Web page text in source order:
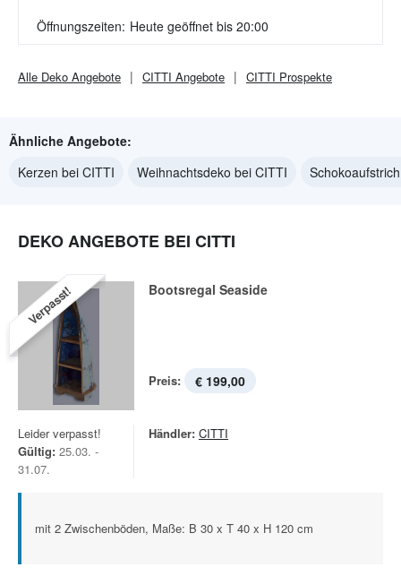
Öffnungszeiten: Heute geöffnet bis 20:00
Alle Deko Angebote CITTI Angebote CITTI Prospekte
Ähnliche Angebote:
Kerzen bei CITTI
Weihnachtsdeko bei CITTI
DEKO ANGEBOTE BEI CITTI
Verpasst! Bootsregal Seaside
Preis: € 199,00
Leider verpasst!
Gültig: 25.03. -
31.07.
Händler: CITTI
mit 2 Zwischenböden, Maße: B 30 x T 40 x H 120 cm